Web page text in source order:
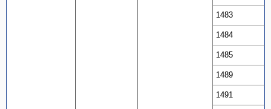
1483
1484
1485
1489
1491